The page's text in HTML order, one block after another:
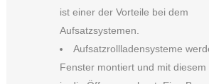
ist einer der Vorteile bei dem
Aufsatzsystemen.
Aufsatzrollladensysteme
Fenster montiert und mit diesem